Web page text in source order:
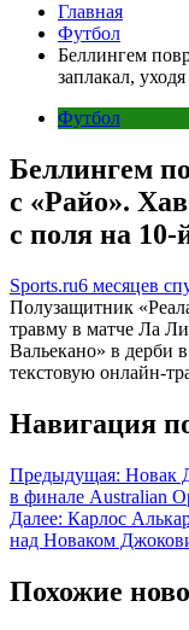
Главная
Футбол
Беллингем
заплакал,
Футбол
Беллингем
с «Райо».
с поля на 10-
Sports.ru6 месяцев
Полузащитник
травму в матче Ла
Вальекано» в дерби
текстовую онлайн-
Навигация
Предыдущая: Новак
в финале Australian
Далее: Карлос
над Новаком
Похожие